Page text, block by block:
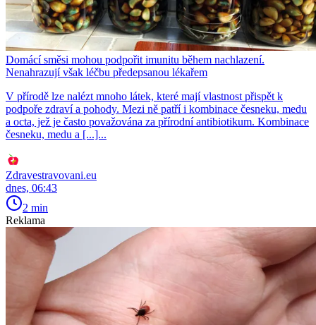
Domácí směsi mohou podpořit imunitu během nachlazení.
Nenahrazují však léčbu předepsanou lékařem
V přírodě lze nalézt mnoho látek, které mají vlastnost přispět k
podpoře zdraví a pohody. Mezi ně patří i kombinace česneku, medu
a octa, jež je často považována za přírodní antibiotikum. Kombinace
česneku, medu a [...]...
Zdravestravovani.eu
dnes, 06:43
2 min
Reklama